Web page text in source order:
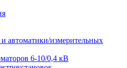
автоматики/измерительных
6-10/0,4 кВ